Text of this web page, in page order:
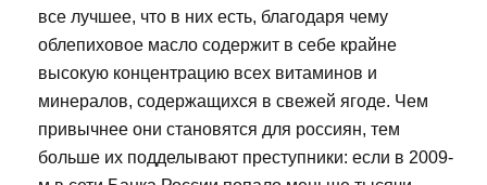
все лучшее, что в них есть, благодаря чему
облепиховое масло содержит в себе крайне
высокую концентрацию всех витаминов и
минералов, содержащихся в свежей ягоде. Чем
привычнее они становятся для россиян, тем
больше их подделывают преступники: если в 2009-